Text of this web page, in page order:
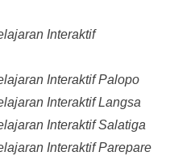
Interaktif
Interaktif Palopo
Interaktif Langsa
Interaktif Salatiga
Interaktif Parepare